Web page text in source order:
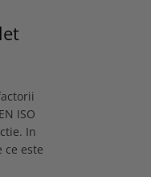
ISO
In
ce este